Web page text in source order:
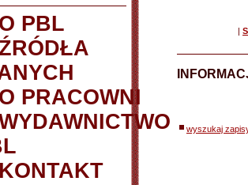
O PBL
O PRACOWNI
KONTAKT
|
wyszukaj